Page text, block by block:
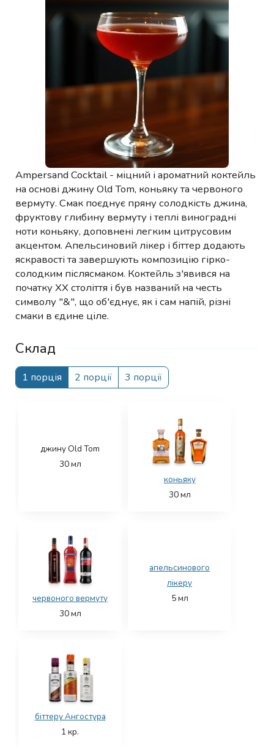
Ampersand Cocktail - міцний і ароматний коктейль
на основі джину Old Tom, коньяку та червоного
вермуту. Смак поєднує пряну солодкість джина,
фруктову глибину вермуту і теплі виноградні
ноти коньяку, доповнені легким цитрусовим
акцентом. Апельсиновий лікер і біттер додають
яскравості та завершують композицію гірко-
солодким післясмаком. Коктейль з'явився на
початку XX століття і був названий на честь
символу "&", що об'єднує, як і сам напій, різні
смаки в єдине ціле.
Склад
1 порція 2 порції 3 порції
джину Old Tom
30мл
коньяку
30мл
червоного вермуту
30мл
апельсинового
лікеру
5мл
біттеру Ангостура
1 кр.